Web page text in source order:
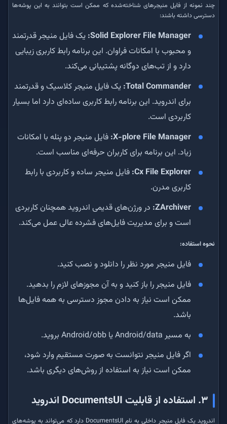
چند نمونه از فایل منیجرهای شناخته‌شده که ممکن است بتوانند به این پوشه‌ها
دسترسی داشته باشند:
Solid Explorer File Manager: یک فایل منیجر قدرتمند
و محبوب با امکانات فراوان. این برنامه رابط کاربری زیبایی
دارد و از تب‌های دوگانه پشتیبانی می‌کند.
Total Commander: یک فایل منیجر کلاسیک و قدرتمند
برای اندروید. این برنامه رابط کاربری ساده‌ای دارد اما بسیار
کاربردی است.
X-plore File Manager: فایل منیجر دو پنله با امکانات
زیاد. این برنامه برای کاربران حرفه‌ای مناسب است.
Cx File Explorer: فایل منیجر ساده و کاربردی با رابط
کاربری مدرن.
ZArchiver: در ورژن‌های قدیمی اندروید همچنان کاربردی
است و برای مدیریت فایل‌های فشرده عالی عمل می‌کند.
نحوه استفاده:
فایل منیجر مورد نظر را دانلود و نصب کنید.
فایل منیجر را باز کنید و به آن مجوزهای لازم را بدهید.
ممکن است نیاز به دادن مجوز دسترسی به همه فایل‌ها
باشد.
به مسیر Android/data یا Android/obb بروید.
اگر فایل منیجر نتوانست به صورت مستقیم وارد شود،
ممکن است نیاز به استفاده از روش‌های دیگری باشد.
۳. استفاده از قابلیت DocumentsUI اندروید
اندروید یک فایل منیجر داخلی به نام DocumentsUI دارد که می‌تواند به پوشه‌های